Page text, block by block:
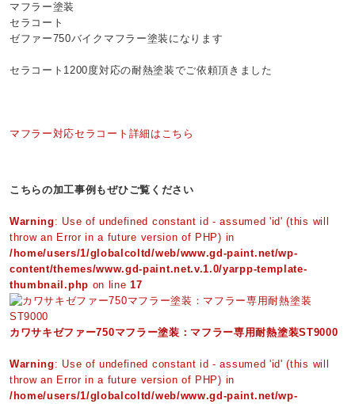
マフラー塗装
セラコート
ゼファー750バイクマフラー塗装になります
セラコート1200度対応の耐熱塗装でご依頼頂きました
マフラー対応セラコート詳細はこちら
こちらの加工事例もぜひご覧ください
Warning : Use of undefined constant id - assumed 'id' (this will
throw an Error in a future version of PHP) in
/home/users/1/globalcoltd/web/www.gd-paint.net/wp-
content/themes/www.gd-paint.net.v.1.0/yarpp-template-
thumbnail.php on line17
カワサキゼファー750マフラー塗装：マフラー専用耐熱塗装ST9000
Warning : Use of undefined constant id - assumed 'id' (this will
throw an Error in a future version of PHP) in
/home/users/1/globalcoltd/web/www.gd-paint.net/wp-